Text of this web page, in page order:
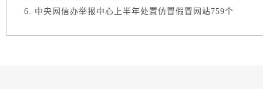
中央网信办举报中心上半年处置仿冒假冒网站759个